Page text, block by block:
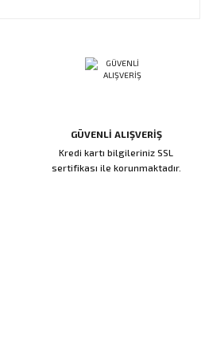
GÜVENLİ ALIŞVERİŞ
Kredi kartı bilgileriniz SSL
sertifikası ile korunmaktadır.